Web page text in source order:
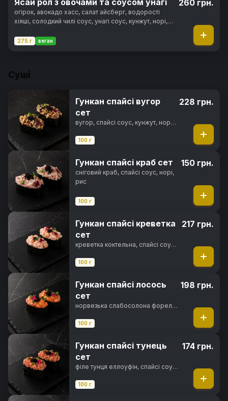
Ясай рол з овочами та соусом унагі
огірок, авокадо хасс, салат айсберг, водорості
хіяші, солодкий чилі соус, унагі соус, кунжут, норі,
275 г веган
260 грн.
Суші
Гункан спайсі вугор
сет
вугор, спайсі соус, кунжут, норі,
100 г
228 грн.
Гункан спайсі краб сет
сніговий краб, спайсі соус, норі,
рис
100 г
150 грн.
Гункан спайсі креветка
сет
креветка коктельна, спайсі соус,
100 г
217 грн.
Гункан спайсі лосось
сет
норвезька слабосолона форель,
100 г
198 грн.
Гункан спайсі тунець
сет
філе тунця еллоуфін, спайсі соус,
100 г
174 грн.